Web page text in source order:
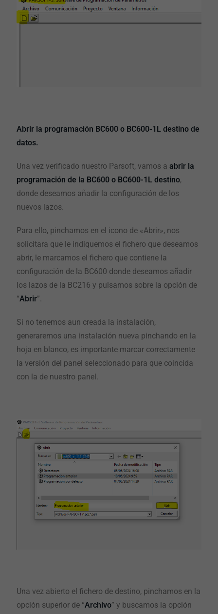
Abrir la programación BC600 o BC600-1L destino de
datos.
Una vez verificado nuestro Parsoft, vamos a abrir la
programación de la BC600 o BC600-1L destino,
donde deseamos añadir la configuración de los
nuevos lazos.
Para ello, pinchamos en el icono de «Abrir», nos
solicitara que le indiquemos el fichero que deseamos
abrir, le marcamos el fichero que contiene la
configuración de la BC600 donde deseamos añadir
los lazos de la BC216 y pulsamos sobre la opción de
“Abrir”.
Si no tenemos aun creada la instalación,
generaremos una instalación nueva pinchando en la
hoja en blanco, es importante marcar correctamente
la versión del panel seleccionado para que coincida
con la de nuestro panel.
Una vez abierto el fichero de destino, pinchamos en la
opción superior de “Archivo” y buscamos la opción